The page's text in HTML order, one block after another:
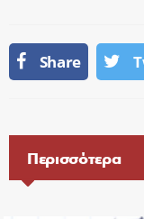
Share
Περισσότερα